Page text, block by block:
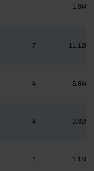
1.949
7 11.125
4 5.640
4 3.985
1 1.189